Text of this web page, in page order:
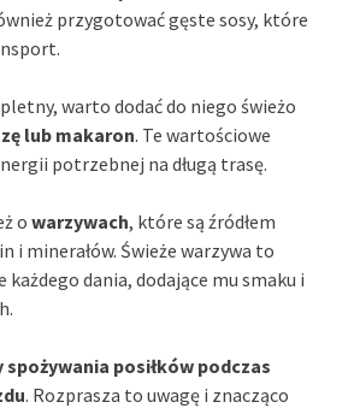
przygotować gęste sosy, które
warto dodać do niego świeżo
lub makaron. Te wartościowe
potrzebnej na długą trasę.
o warzywach, które są źródłem
i minerałów. Świeże warzywa to
każdego dania, dodające mu smaku i
spożywania posiłków podczas
. Rozprasza to uwagę i znacząco